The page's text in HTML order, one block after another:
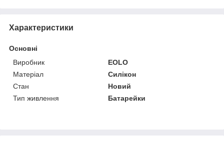
Характеристики
Основні
Виробник
EOLO
Матеріал
Силікон
Стан
Новий
Тип живлення
Батарейки